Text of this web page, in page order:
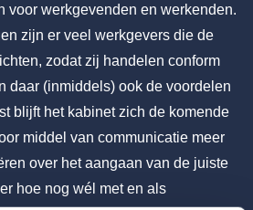
voor werkgevenden en werkenden.
zijn er veel werkgevers die de
zodat zij handelen conform
daar (inmiddels) ook de voordelen
blijft het kabinet zich de komende
middel van communicatie meer
over het aangaan van de juiste
hoe nog wél met en als